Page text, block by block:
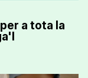
a tota la